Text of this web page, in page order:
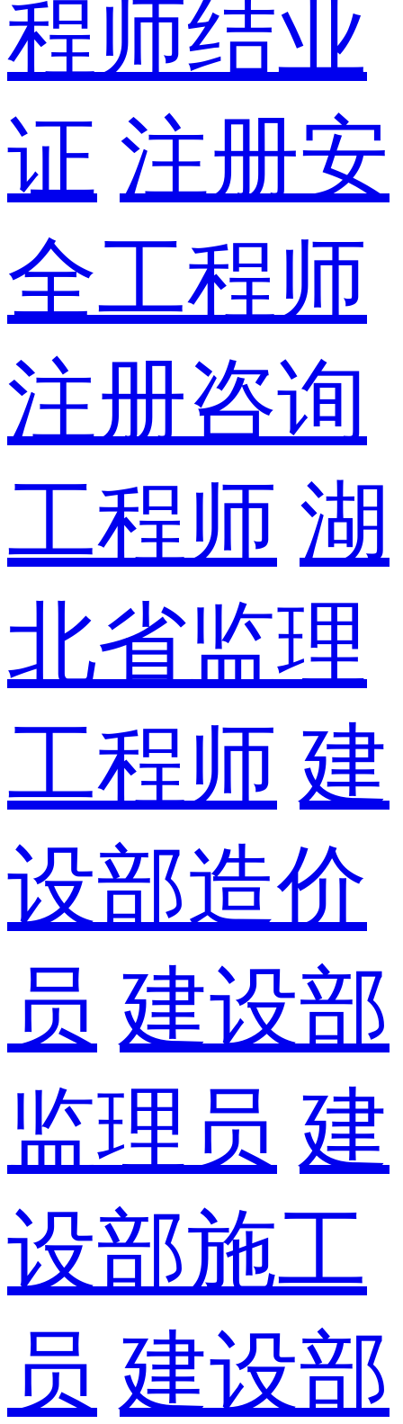
程师结业
证 注册安
全工程师
注册咨询
工程师 湖
北省监理
工程师 建
设部造价
员 建设部
监理员 建
设部施工
员 建设部